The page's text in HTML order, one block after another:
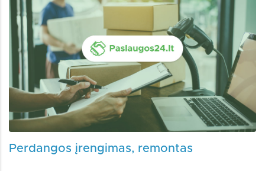
Perdangos įrengimas, remontas